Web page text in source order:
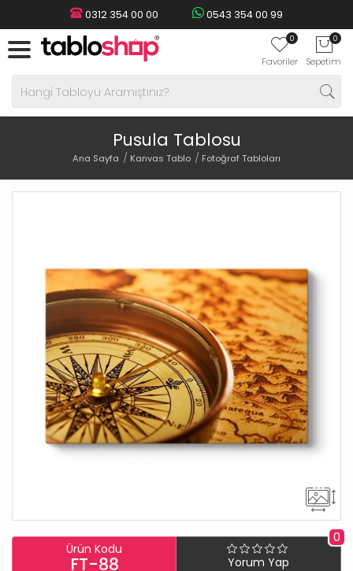
0312 354 00 00 0543 354 00 99
0
Favoriler
0
Sepetim
Pusula Tablosu
Ana Sayfa Kanvas Tablo Fotoğraf Tabloları
Ürün Kodu
FT-88
0
Yorum Yap